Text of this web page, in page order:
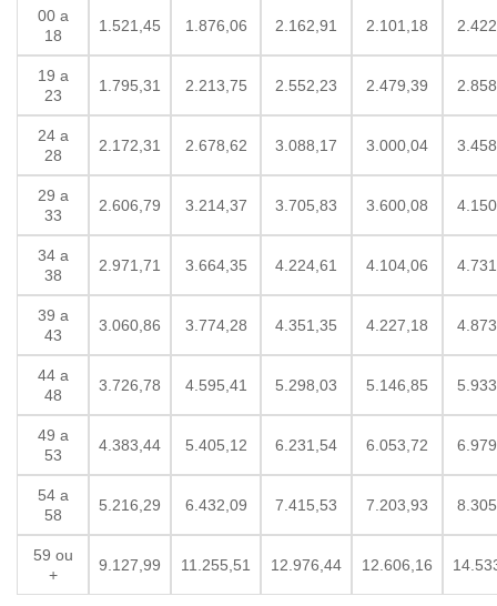
00 a
18
1.521,45 1.876,06 2.162,91 2.101,18
19 a
23
1.795,31 2.213,75 2.552,23 2.479,39
24 a
28
2.172,31 2.678,62 3.088,17 3.000,04
29 a
33
2.606,79 3.214,37 3.705,83 3.600,08
34 a
38
2.971,71 3.664,35 4.224,61 4.104,06
39 a
43
3.060,86 3.774,28 4.351,35 4.227,18
44 a
48
3.726,78 4.595,41 5.298,03 5.146,85
49 a
53
4.383,44 5.405,12 6.231,54 6.053,72
54 a
58
5.216,29 6.432,09 7.415,53 7.203,93
59 ou
+
9.127,99 11.255,51 12.976,44 12.606,16